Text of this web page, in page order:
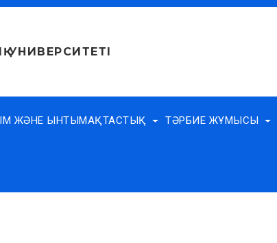
ЖӘНЕ ЫНТЫМАҚТАСТЫҚ ТӘРБИЕ ЖҰМЫСЫ